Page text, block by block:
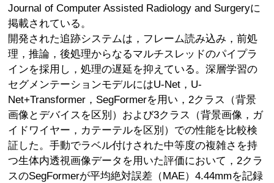
Journal of Computer Assisted Radiology and Surgeryに
掲載されている。
開発された追跡システムは，フレーム読み込み，前処
理，推論，後処理からなるマルチスレッドのパイプラ
インを採用し，処理の遅延を抑えている。深層学習の
セグメンテーションモデルにはU-Net，U-
Net+Transformer，SegFormerを用い，2クラス（背景
画像とデバイスを区別）および3クラス（背景画像，ガ
イドワイヤー，カテーテルを区別）での性能を比較検
証した。手動でラベル付けされた中等度の複雑さを持
つ生体内透視画像データを用いた評価において，2クラ
スのSegFormerが平均絶対誤差（MAE）4.44mmを記録